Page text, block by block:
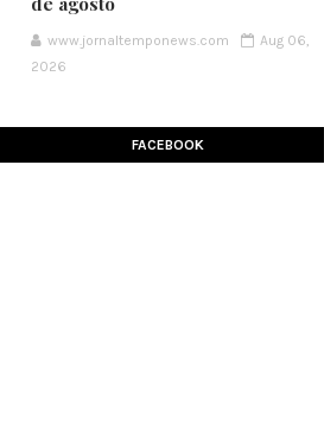
www.jornaltemponews.com
Aug 06,
2026
FACEBOOK